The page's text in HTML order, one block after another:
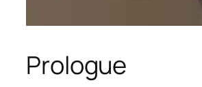
Prologue